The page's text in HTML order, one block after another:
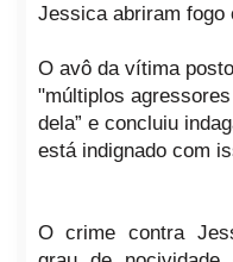
Jessica abriram fogo
O avô da vítima
"múltiplos
dela” e concluiu
está indignado com
O crime contra